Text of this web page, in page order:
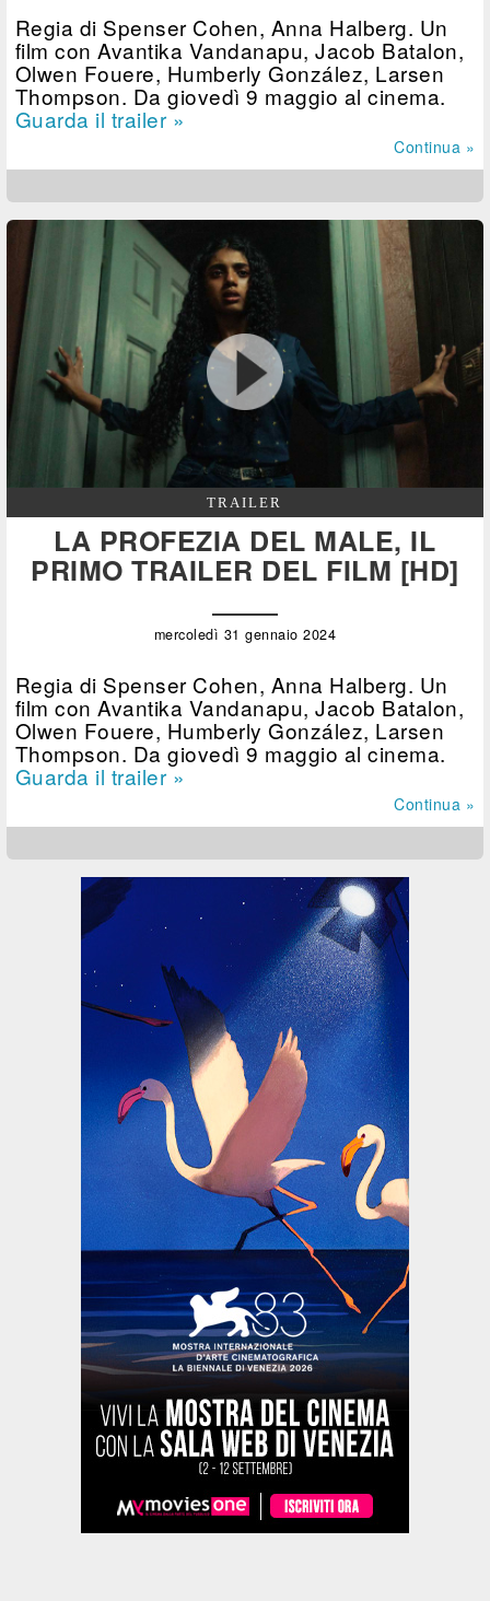
Regia di Spenser Cohen, Anna Halberg. Un
film con Avantika Vandanapu, Jacob Batalon,
Olwen Fouere, Humberly González, Larsen
Thompson. Da giovedì 9 maggio al cinema.
Guarda il trailer »
Continua »
TRAILER
LA PROFEZIA DEL MALE, IL
PRIMO TRAILER DEL FILM [HD]
mercoledì 31 gennaio 2024
Regia di Spenser Cohen, Anna Halberg. Un
film con Avantika Vandanapu, Jacob Batalon,
Olwen Fouere, Humberly González, Larsen
Thompson. Da giovedì 9 maggio al cinema.
Guarda il trailer »
Continua »